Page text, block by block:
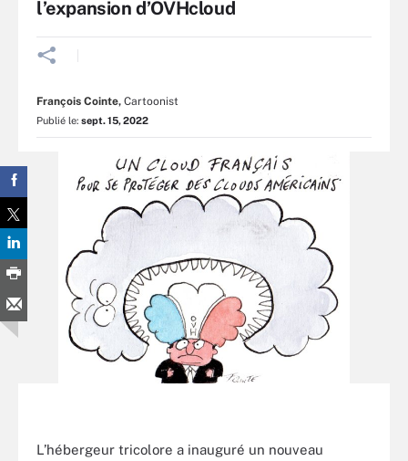
l’expansion d’OVHcloud
François Cointe, Cartoonist
Publié le: sept. 15, 2022
L’hébergeur tricolore a inauguré un nouveau